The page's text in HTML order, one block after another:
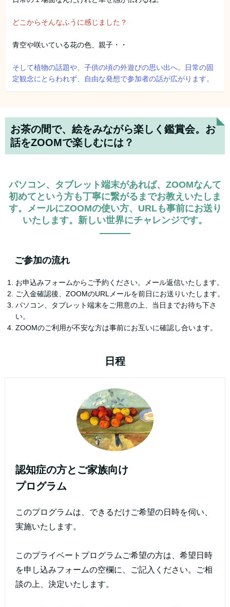
どこからそんなふうに感じました？
青空や咲いている花の色、親子・・
そして植物の話題や、子供の頃の外遊びの思い出へ。日常の固
定観念にとらわれず、自由な発想で参加者の話が広がります。
お茶の間で、絵をみながら楽しく鑑賞会。お
話をZOOMで楽しむには？
パソコン、タブレット端末があれば、ZOOMなんて
初めてという方も丁寧に繋がるまでお教えいたしま
す。メールにZOOMの使い方、URLも事前にお送り
いたします。新しい世界にチャレンジです。
ご参加の流れ
お申込みフォームからご予約ください。メール返信いたします。
ご入金確認後、ZOOMのURLメールを前日にお送りいたします。
パソコン、タブレット端末をご用意の上、当日までお待ち下さ
い。
ZOOMのご利用が不安な方は事前にお互いに確認し合います。
日程
認知症の方とご家族向け
プログラム
このプログラムは、できるだけご希望の日時を伺い、
実施いたします。
このプライベートプログラムご希望の方は、希望日時
を申し込みフォームの空欄に、ご記入ください。ご相
談の上、決定いたします。